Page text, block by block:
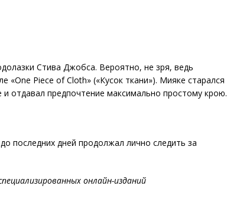
Стива Джобса. Вероятно, не зря, ведь
«One Piece of Cloth» («Кусок ткани»). Мияке старался
и отдавал предпочтение максимально простому крою.
последних дней продолжал лично следить за
онлайн-изданий